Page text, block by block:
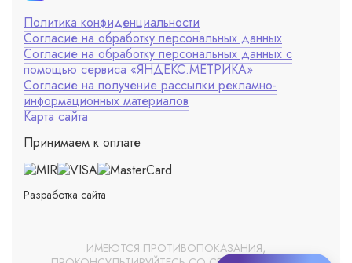
Политика конфиденциальности
Согласие на обработку персональных данных
Согласие на обработку персональных данных с
помощью сервиса «ЯНДЕКС.МЕТРИКА»
Согласие на получение рассылки рекламно-
информационных материалов
Карта сайта
Принимаем к оплате
Разработка сайта
ИМЕЮТСЯ ПРОТИВОПОКАЗАНИЯ,